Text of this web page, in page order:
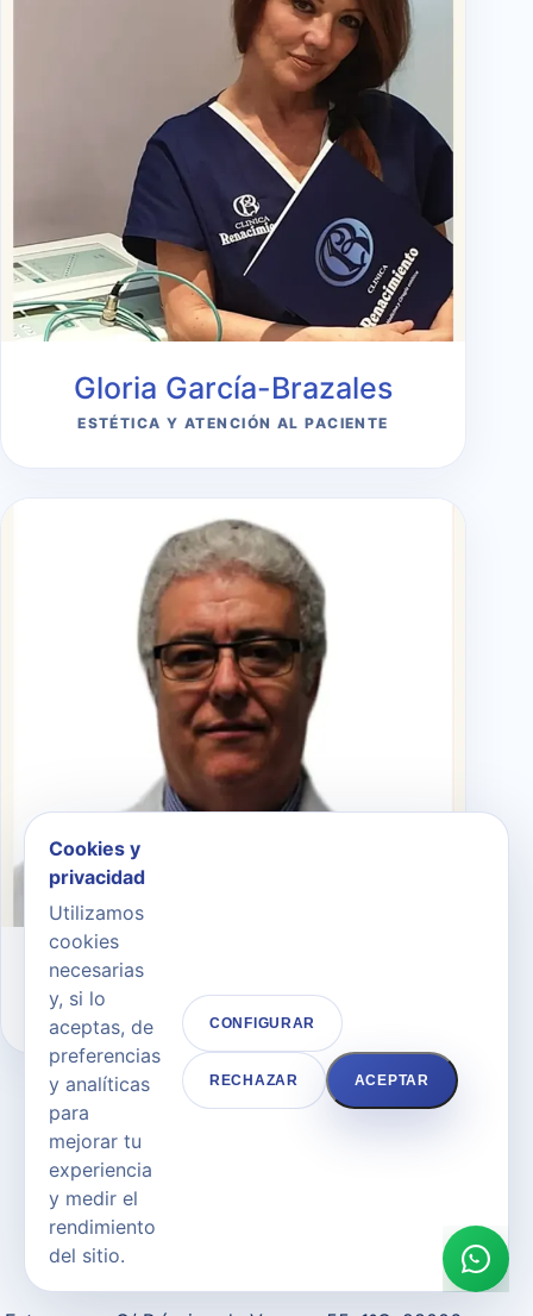
Gloria García-Brazales
ESTÉTICA Y ATENCIÓN AL PACIENTE
Dr. Andrés Merlo Morales
CIRUJANO PLÁSTICO
Solicita cita en Clínica
Renacimiento Madrid
Cookies y
privacidad
Utilizamos
cookies
necesarias
y, si lo
aceptas, de
preferencias
y analíticas
para
mejorar tu
experiencia
y medir el
rendimiento
del sitio.
CONFIGURAR
RECHAZAR ACEPTAR